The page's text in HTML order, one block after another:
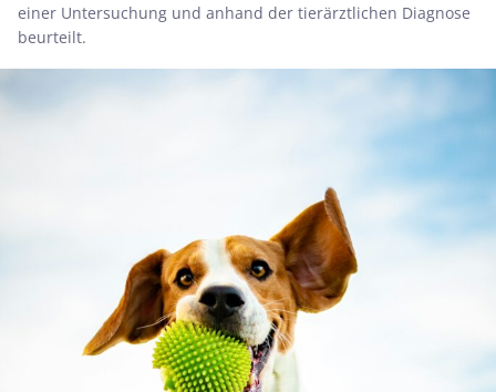
einer Untersuchung und anhand der tierärztlichen Diagnose
beurteilt.